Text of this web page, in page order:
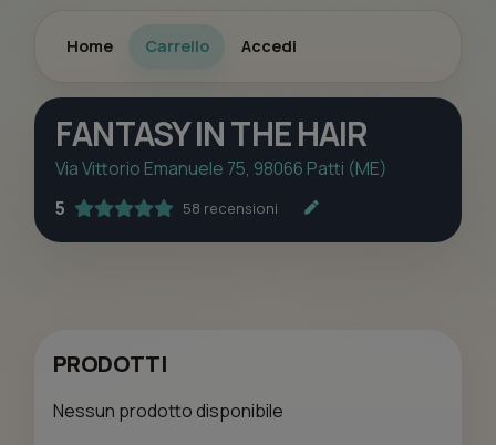
Home Carrello Accedi
FANTASY IN THE HAIR
Via Vittorio Emanuele 75, 98066 Patti (ME)
5
58 recensioni
PRODOTTI
Nessun prodotto disponibile